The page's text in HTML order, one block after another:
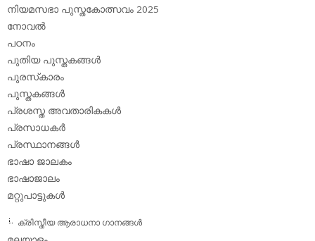
നിയമസഭാ പുസ്തകോത്സവം 2025
നോവല്‍
പഠനം
പുതിയ പുസ്തകങ്ങള്‍
പുരസ്‌കാരം
പുസ്തകങ്ങള്‍
പ്രശസ്ത അവതാരികകള്‍
പ്രസാധകര്‍
പ്രസ്ഥാനങ്ങള്‍
ഭാഷാ ജാലകം
ഭാഷാജാലം
മറ്റുപാട്ടുകള്‍
ക്രിസ്തീയ ആരാധനാ ഗാനങ്ങള്‍